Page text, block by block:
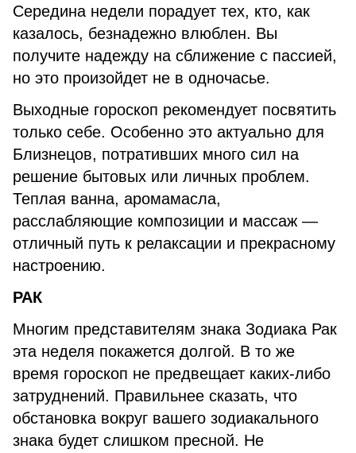
Середина недели порадует тех, кто, как
казалось, безнадежно влюблен. Вы
получите надежду на сближение с пассией,
но это произойдет не в одночасье.
Выходные гороскоп рекомендует посвятить
только себе. Особенно это актуально для
Близнецов, потративших много сил на
решение бытовых или личных проблем.
Теплая ванна, аромамасла,
расслабляющие композиции и массаж —
отличный путь к релаксации и прекрасному
настроению.
РАК
Многим представителям знака Зодиака Рак
эта неделя покажется долгой. В то же
время гороскоп не предвещает каких-либо
затруднений. Правильнее сказать, что
обстановка вокруг вашего зодиакального
знака будет слишком пресной. Не